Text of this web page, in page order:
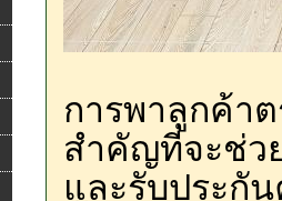
การพาลูกค้า
สำคัญที่จะช่ว
และรับประกั